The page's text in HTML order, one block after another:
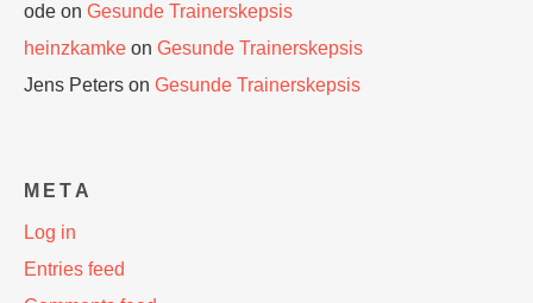
ode on Gesunde Trainerskepsis
heinzkamke on Gesunde Trainerskepsis
Jens Peters on Gesunde Trainerskepsis
META
Log in
Entries feed